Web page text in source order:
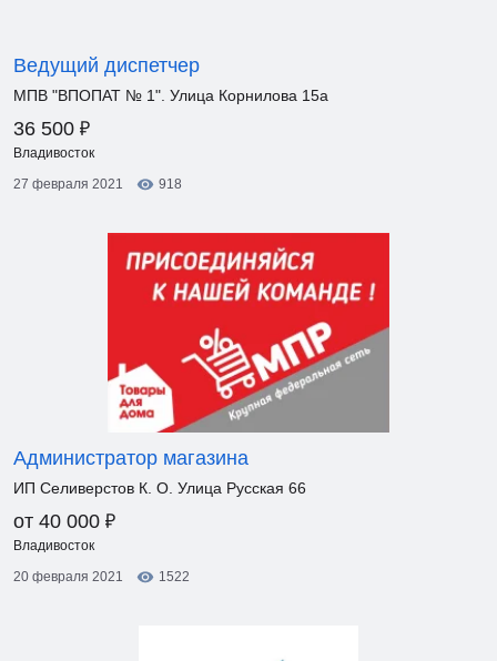
Ведущий диспетчер
МПВ "ВПОПАТ № 1". Улица Корнилова 15а
36 500 ₽
Владивосток
27 февраля 2021
918
Администратор магазина
ИП Селиверстов К. О. Улица Русская 66
от 40 000 ₽
Владивосток
20 февраля 2021
1522